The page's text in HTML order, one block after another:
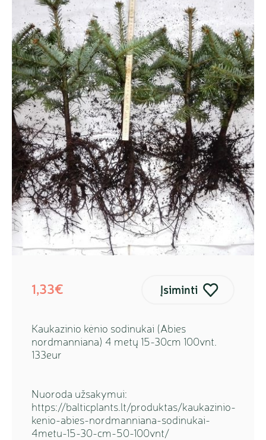
1,33€ Įsiminti
Kaukazinio kėnio sodinukai (Abies
nordmanniana) 4 metų 15-30cm 100vnt.
133eur
Nuoroda užsakymui:
https://balticplants.lt/produktas/kaukazinio-
kenio-abies-nordmanniana-sodinukai-
4metu-15-30-cm-50-100vnt/